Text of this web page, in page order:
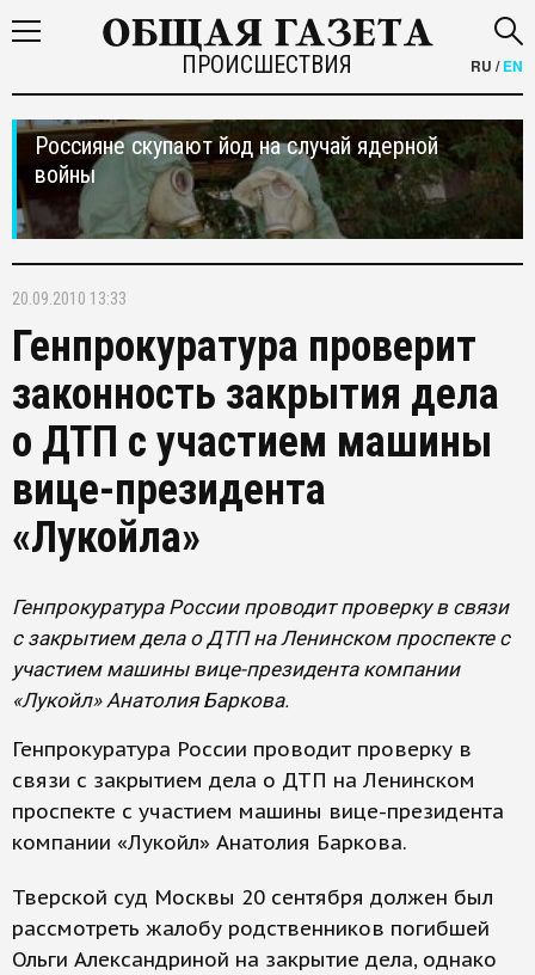
ПРОИСШЕСТВИЯ RU /EN
Россияне скупают йод на случай ядерной
войны
20.09.2010 13:33
Генпрокуратура проверит
законность закрытия дела
о ДТП с участием машины
вице-президента
«Лукойла»
Генпрокуратура России проводит проверку в связи
с закрытием дела о ДТП на Ленинском проспекте с
участием машины вице-президента компании
«Лукойл» Анатолия Баркова.
Генпрокуратура России проводит проверку в
связи с закрытием дела о ДТП на Ленинском
проспекте с участием машины вице-президента
компании «Лукойл» Анатолия Баркова.
Тверской суд Москвы 20 сентября должен был
рассмотреть жалобу родственников погибшей
Ольги Александриной на закрытие дела, однако